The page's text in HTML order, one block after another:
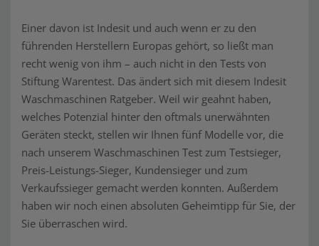
Einer davon ist Indesit und auch wenn er zu den
führenden Herstellern Europas gehört, so ließt man
recht wenig von ihm – auch nicht in den Tests von
Stiftung Warentest. Das ändert sich mit diesem Indesit
Waschmaschinen Ratgeber. Weil wir geahnt haben,
welches Potenzial hinter den oftmals unerwähnten
Geräten steckt, stellen wir Ihnen fünf Modelle vor, die
nach unserem Waschmaschinen Test zum Testsieger,
Preis-Leistungs-Sieger, Kundensieger und zum
Verkaufssieger gemacht werden konnten. Außerdem
haben wir noch einen absoluten Geheimtipp für Sie, der
Sie überraschen wird.